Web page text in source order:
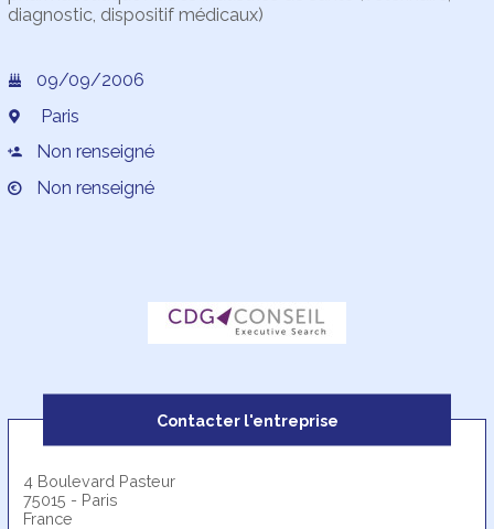
diagnostic, dispositif médicaux)
09/09/2006
Paris
Non renseigné
Non renseigné
Contacter l'entreprise
4 Boulevard Pasteur
75015 - Paris
France